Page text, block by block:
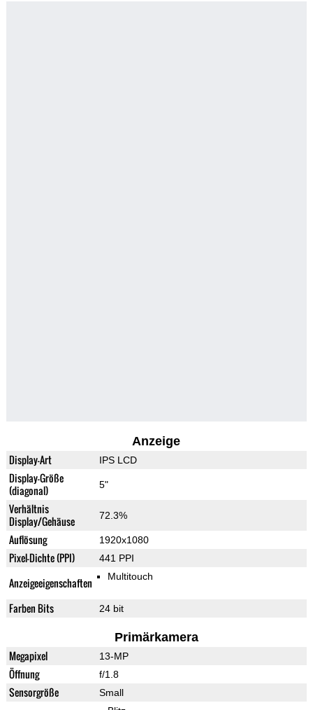
Anzeige
Display-Art IPS LCD
Display-Größe
(diagonal)
5"
Verhältnis
Display/Gehäuse
72.3%
Auflösung 1920x1080
Pixel-Dichte (PPI) 441 PPI
Anzeigeeigenschaften Multitouch
Farben Bits 24 bit
Primärkamera
Megapixel 13-MP
Öffnung f/1.8
Sensorgröße
Small